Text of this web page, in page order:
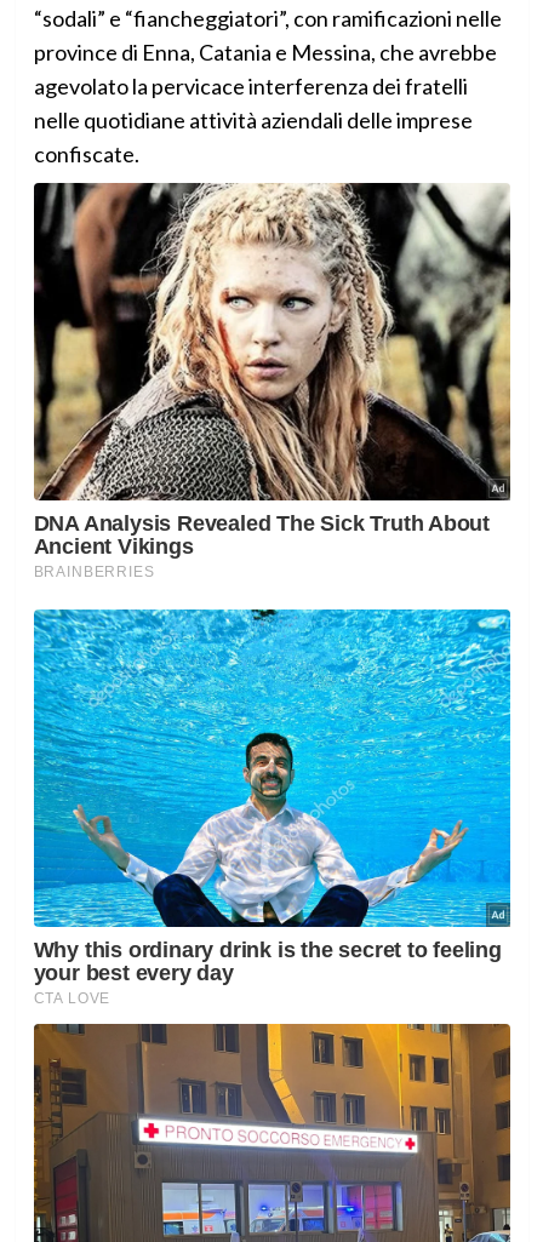
“sodali” e “fiancheggiatori”, con ramificazioni nelle
province di Enna, Catania e Messina, che avrebbe
agevolato la pervicace interferenza dei fratelli
nelle quotidiane attività aziendali delle imprese
confiscate.